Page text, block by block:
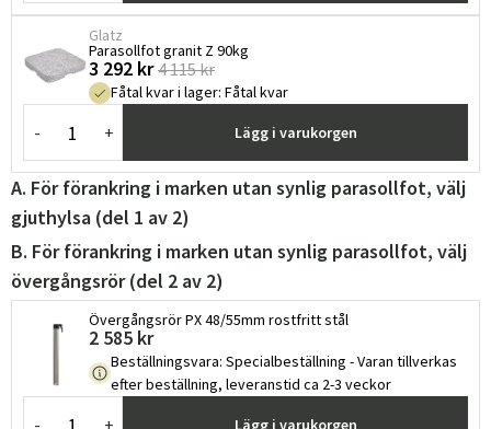
Glatz
Parasollfot granit Z 90kg
3 292 kr 4 115 kr
Fåtal kvar i lager: Fåtal kvar
- + Lägg i varukorgen
A. För förankring i marken utan synlig parasollfot, välj
gjuthylsa (del 1 av 2)
B. För förankring i marken utan synlig parasollfot, välj
övergångsrör (del 2 av 2)
Övergångsrör PX 48/55mm rostfritt stål
2 585 kr
Beställningsvara: Specialbeställning - Varan tillverkas
efter beställning, leveranstid ca 2-3 veckor
- + Lägg i varukorgen